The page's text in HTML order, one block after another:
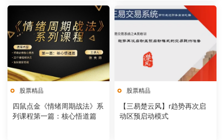
股票精品
四鼠点金《情绪周期战法》系
列课程第一篇：核心悟道篇
股票精品
【三易楚云风】r趋势再次启
动区预启动模式